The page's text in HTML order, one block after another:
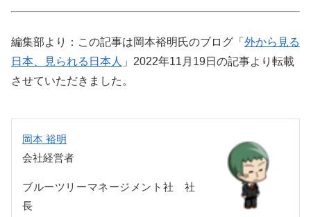
編集部より：この記事は岡本裕明氏のブログ「 外から見る
日本、見られる日本人 」2022年11月19日の記事より転載
させていただきました。
岡本 裕明
会社経営者
ブルーツリーマネージメント社 社
長